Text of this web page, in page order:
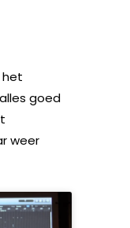
het
goed
weer